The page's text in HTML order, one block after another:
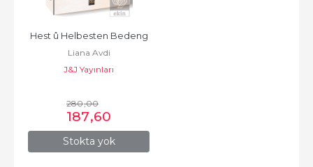
Stokta yok
Hest û Helbesten Bedeng
Liana Avdi
J&J Yayınları
280,00
187,60